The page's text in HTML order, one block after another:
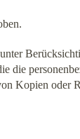
die
Kopien oder